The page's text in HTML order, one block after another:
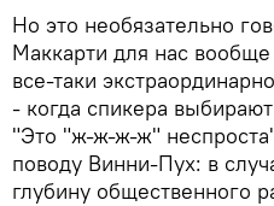
Но это необязательно
Маккарти для нас
все-таки
- когда спикера
"Это "ж-ж-ж-ж"
поводу Винни-Пух: в
глубину общественного